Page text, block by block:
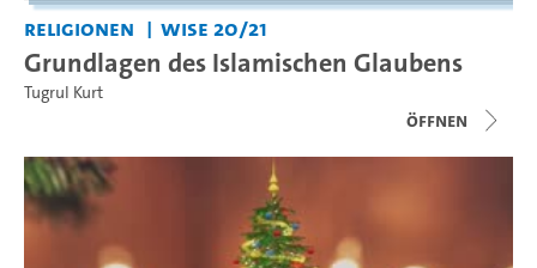
Religionen WiSe 20/21
Grundlagen des Islamischen Glaubens
Tugrul Kurt
Öffnen